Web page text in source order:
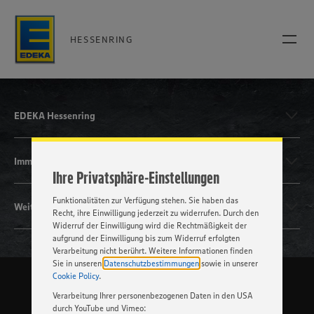
Ihre Privatsphäre-Einstellungen
Website zu personalisieren und Ihnen möglichst relevante
Inhalte anzubieten. Ihre Einwilligung in die Nutzung von
Cookies und anderer Technologien ist freiwillig und kann
„EINSTELLUNGEN ÄNDERN”. Bitte beachten Sie, dass auf
Basis Ihrer Einstellungen ggf. nicht mehr alle
Funktionalitäten zur Verfügung stehen. Sie haben das
Recht, ihre Einwilligung jederzeit zu widerrufen. Durch den
Widerruf der Einwilligung wird die Rechtmäßigkeit der
aufgrund der Einwilligung bis zum Widerruf erfolgten
Verarbeitung nicht berührt. Weitere Informationen finden
Sie in unseren Datenschutzbestimmungen sowie in unserer
Cookie Policy.
Verarbeitung Ihrer personenbezogenen Daten in den USA
durch YouTube und Vimeo:
HESSENRING
EDEKA Hessenring
Immobilien & Expansion
Weitere Bereiche
Kontakt Impressum
(c) 2026 EDEKA